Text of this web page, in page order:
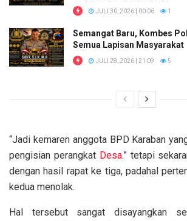
JULI 30, 2026 | 00:06 1
Semangat Baru, Kombes
Semua Lapisan Masyarakat
JULI 28, 2026 | 21:09 5
“Jadi kemaren anggota BPD Karaban
pengisian perangkat Desa.” tetapi
dengan hasil rapat ke tiga, padahal
kedua menolak.
Hal tersebut sangat disayangkan